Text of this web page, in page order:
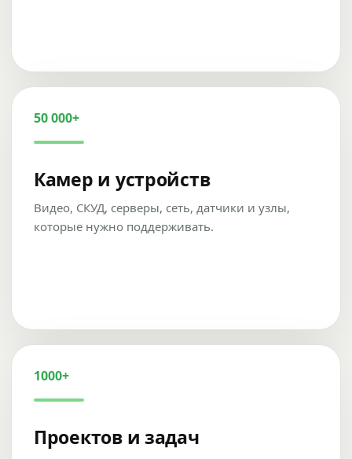
50 000+
Камер и устройств
Видео, СКУД, серверы, сеть, датчики и узлы,
которые нужно поддерживать.
1000+
Проектов и задач